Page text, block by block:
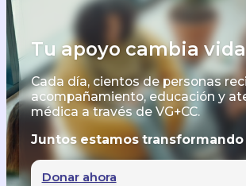
Tu apoyo cambia
Cada día, cientos de personas
acompañamiento, educación y
médica a través de VG+CC.
Juntos estamos transformando
Donar ahora